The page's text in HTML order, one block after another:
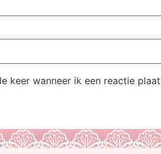
keer wanneer ik een reactie